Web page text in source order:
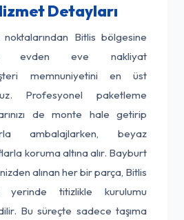
Detayları
Bitlis bölgesine
evden eve nakliyat
memnuniyetini en üst
Profesyonel paketleme
de monte hale getirip
ambalajlarken, beyaz
koruma altına alır. Bayburt
alınan her bir parça, Bitlis
yerinde titizlikle kurulumu
Bu süreçte sadece taşıma